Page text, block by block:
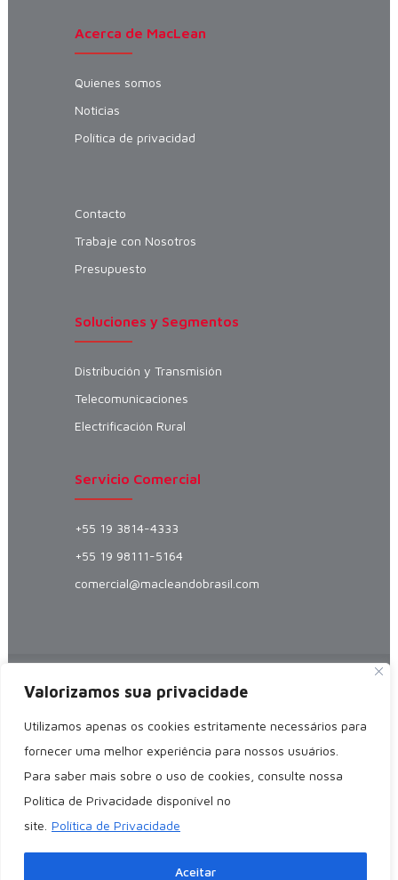
Valorizamos sua privacidade
Utilizamos apenas os cookies estritamente necessários para
fornecer uma melhor experiência para nossos usuários.
Para saber mais sobre o uso de cookies, consulte nossa
Política de Privacidade disponível no
site. Política de Privacidade
Aceitar
Acerca de MacLean
Quienes somos
Noticias
Política de privacidad
Contacto
Trabaje con Nosotros
Presupuesto
Soluciones y Segmentos
Distribución y Transmisión
Telecomunicaciones
Electrificación Rural
Servicio Comercial
+55 19 3814-4333
+55 19 98111-5164
comercial@macleandobrasil.com
MacLean Power Systems
Flejes Preformados y Lazos Preformados
para redes de distribución y transmisión de
energía, telecomunicaciones y
electrificación rural. Atendiendo a clientes
en todo Brasil y América Latina.